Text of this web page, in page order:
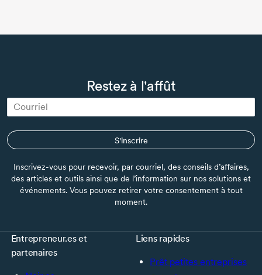
Restez à l'affût
S'inscrire
Inscrivez-vous pour recevoir, par courriel, des conseils d’affaires,
des articles et outils ainsi que de l’information sur nos solutions et
événements. Vous pouvez retirer votre consentement à tout
moment.
Entrepreneur.es et
partenaires
Liens rapides
Prêt petites entreprises